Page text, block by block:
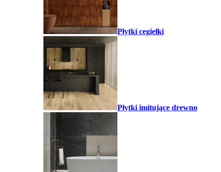
Płytki cegiełki
Płytki imitujące drewno